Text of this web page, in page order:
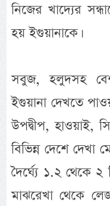
নিজের খাদ্যের
হয় ইগুয়ানাকে।
সবুজ, হলুদসহ
ইগুয়ানা দেখতে
উপদ্বীপ, হাওয়াই,
বিভিন্ন দেশে দেখা
দৈর্ঘ্যে ১.২ থেকে ২
মাঝরেখা থেকে